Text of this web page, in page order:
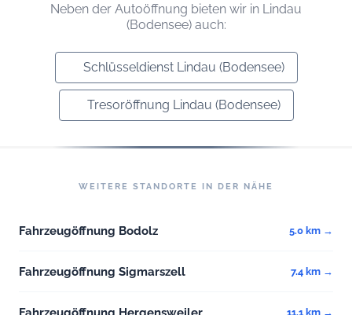
Neben der Autoöffnung bieten wir in Lindau
(Bodensee) auch:
Schlüsseldienst Lindau (Bodensee)
Tresoröffnung Lindau (Bodensee)
WEITERE STANDORTE IN DER NÄHE
Fahrzeugöffnung Bodolz 5.0 km →
Fahrzeugöffnung Sigmarszell 7.4 km →
11.1 km →